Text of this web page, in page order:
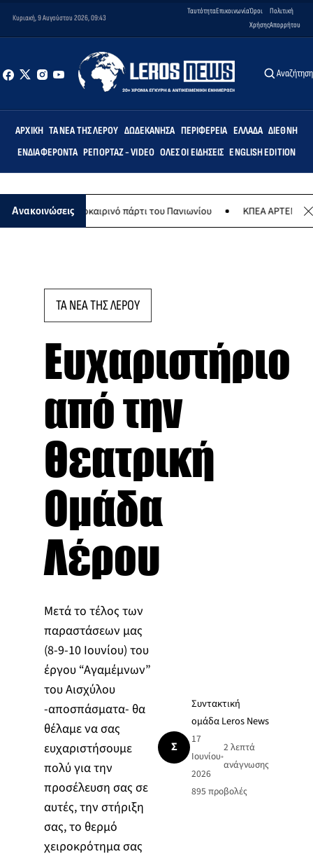
Κυριακή, 9 Αυγούστου 2026, 09:43
ΤαυτότηταΕπικοινωνίαΌροι
Χρήσης
Πολιτική
Απορρήτου
Αναζήτηση
ΑΡΧΙΚΉ ΤΑ ΝΈΑ ΤΗΣ ΛΈΡΟΥ ΔΩΔΕΚΆΝΗΣΑ ΠΕΡΙΦΈΡΕΙΑ ΕΛΛΆΔΑ ΔΙΕΘΝΉ
ΕΝΔΙΑΦΈΡΟΝΤΑ ΡΕΠΟΡΤΆΖ - VIDEO ΌΛΕΣ ΟΙ ΕΙΔΉΣΕΙΣ ENGLISH EDITION
Ανακοινώσεις
το καλοκαιρινό πάρτι του Πανιωνίου ΚΠΕΑ ΑΡΤΕΜΙΣ: Το
ΤΑ ΝΕΑ ΤΗΣ ΛΕΡΟΥ
Ευχαριστήριο
από την
Θεατρική
Ομάδα
Λέρου
Μετά το τέλος των
παραστάσεων μας
(8-9-10 Ιουνίου) του
έργου “Αγαμέμνων”
του Αισχύλου
-αποσπάσματα- θα
θέλαμε να σας
ευχαριστήσουμε
πολύ για την
προσέλευση σας σε
αυτές, την στήριξη
σας, το θερμό
χειροκρότημα σας
Σ
Συντακτική
ομάδα Leros News
17
Ιουνίου
2026
•
2 λεπτά
ανάγνωσης
895 προβολές